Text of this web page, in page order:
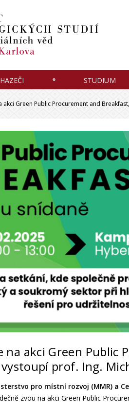
STUDIUM
akci Green Public Procurement and
na akci Green Public
prof. Ing.
pro místní rozvoj (MMR) a
zvou na akci Green Public